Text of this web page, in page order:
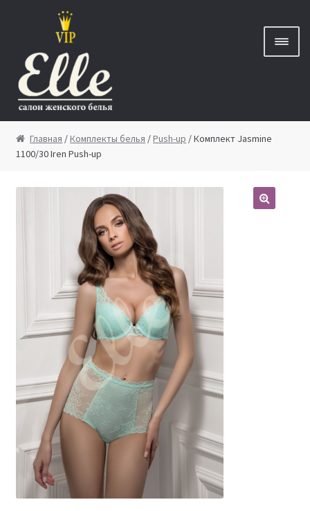
Перейти к навигации
Перейти к содержимому
Главная
Бренды
Скидки
Новости
Размеры
Контакты
Обратная связь
Главная /Комплекты белья /Push-up / Комплект Jasmine
1100/30 Iren Push-up